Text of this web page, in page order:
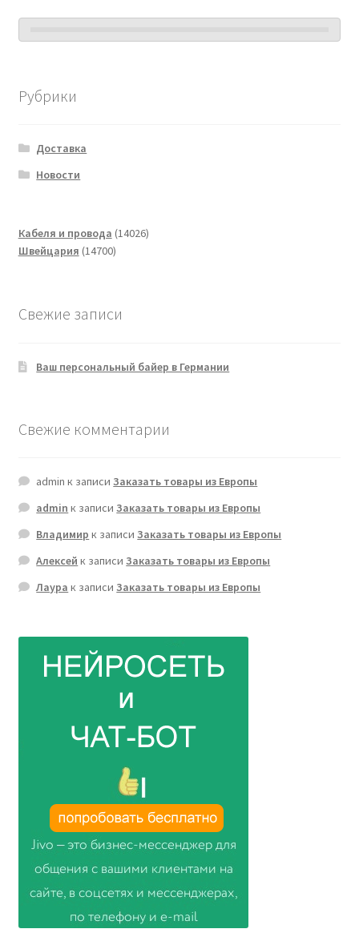
Рубрики
Доставка
Новости
Кабеля и провода 1402614026
Швейцария 1470014700
Свежие записи
Ваш персональный байер в Германии
Свежие комментарии
admin к записиЗаказать товары из Европы
admin к записиЗаказать товары из Европы
Владимир к записиЗаказать товары из Европы
Алексей к записиЗаказать товары из Европы
Лаура к записиЗаказать товары из Европы